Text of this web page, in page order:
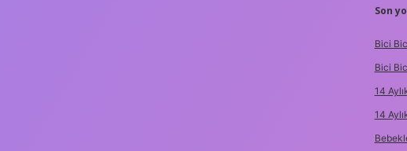
Son
Bici
Bici
14
14